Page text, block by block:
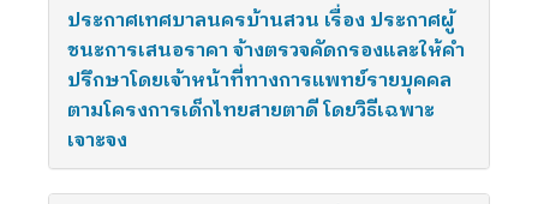
ประกาศเทศบาลนครบ้านสวน เรื่อง ประกาศผู้
ชนะการเสนอราคา จ้างตรวจคัดกรองและให้คำ
ปรึกษาโดยเจ้าหน้าที่ทางการแพทย์รายบุคคล
ตามโครงการเด็กไทยสายตาดี โดยวิธีเฉพาะ
เจาะจง